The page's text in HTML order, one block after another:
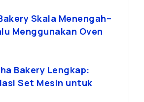
Skala Menengah–
Menggunakan Oven
Bakery Lengkap:
Set Mesin untuk